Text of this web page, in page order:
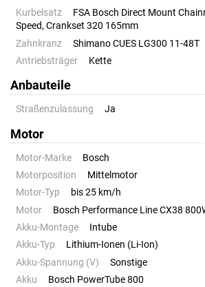
Kurbelsatz
FSA Bosch Direct Mount
Speed, Crankset 320 165mm
Zahnkranz
Shimano CUES LG300 11-48T
Antriebsträger
Kette
Anbauteile
Straßenzulassung Ja
Motor
Motor-Marke
Bosch
Motorposition
Mittelmotor
Motor-Typ
bis 25 km/h
Motor
Bosch Performance Line CX38
Akku-Montage
Intube
Akku-Typ
Lithium-Ionen (Li-Ion)
Akku-Spannung (V)
Sonstige
Akku
Bosch PowerTube 800